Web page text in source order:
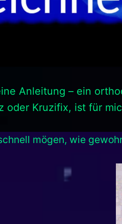
Anleitung – ein
oder Kruzifix, ist für
mögen, wie